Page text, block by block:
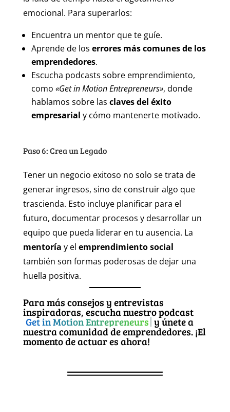
emocional. Para superarlos:
Encuentra un mentor que te guíe.
Aprende de los errores más comunes de los
emprendedores.
Escucha podcasts sobre emprendimiento,
como «Get in Motion Entrepreneurs», donde
hablamos sobre las claves del éxito
empresarial y cómo mantenerte motivado.
Paso 6: Crea un Legado
Tener un negocio exitoso no solo se trata de
generar ingresos, sino de construir algo que
trascienda. Esto incluye planificar para el
futuro, documentar procesos y desarrollar un
equipo que pueda liderar en tu ausencia. La
mentoría y el emprendimiento social
también son formas poderosas de dejar una
huella positiva.
Para más consejos y entrevistas
inspiradoras, escucha nuestro podcast
Get in Motion Entrepreneurs y únete a
nuestra comunidad de emprendedores. ¡El
momento de actuar es ahora!